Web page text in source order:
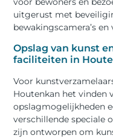
uitgerust met
bewakingscamera’s
Opslag van kunst
faciliteiten in
Voor
Houtenkan het vinden
opslagmogelijkheden
verschillende speciale
zijn ontworpen om